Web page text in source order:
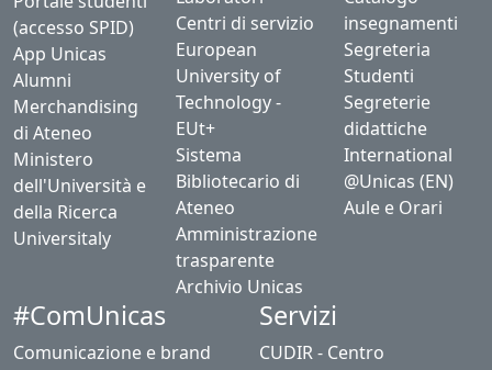
(accesso SPID)
App Unicas
Alumni
Merchandising
di Ateneo
Ministero
dell'Università e
della Ricerca
Universitaly
Centri di servizio
European
University of
Technology -
EUt+
Sistema
Bibliotecario di
Ateneo
Amministrazione
trasparente
Archivio Unicas
insegnamenti
Segreteria
Studenti
Segreterie
didattiche
International
@Unicas (EN)
Aule e Orari
#ComUnicas
Comunicazione e brand
Servizi
CUDIR - Centro